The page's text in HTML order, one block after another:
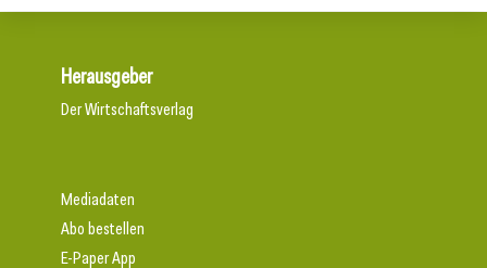
Herausgeber
Der Wirtschaftsverlag
Mediadaten
Abo bestellen
E-Paper App